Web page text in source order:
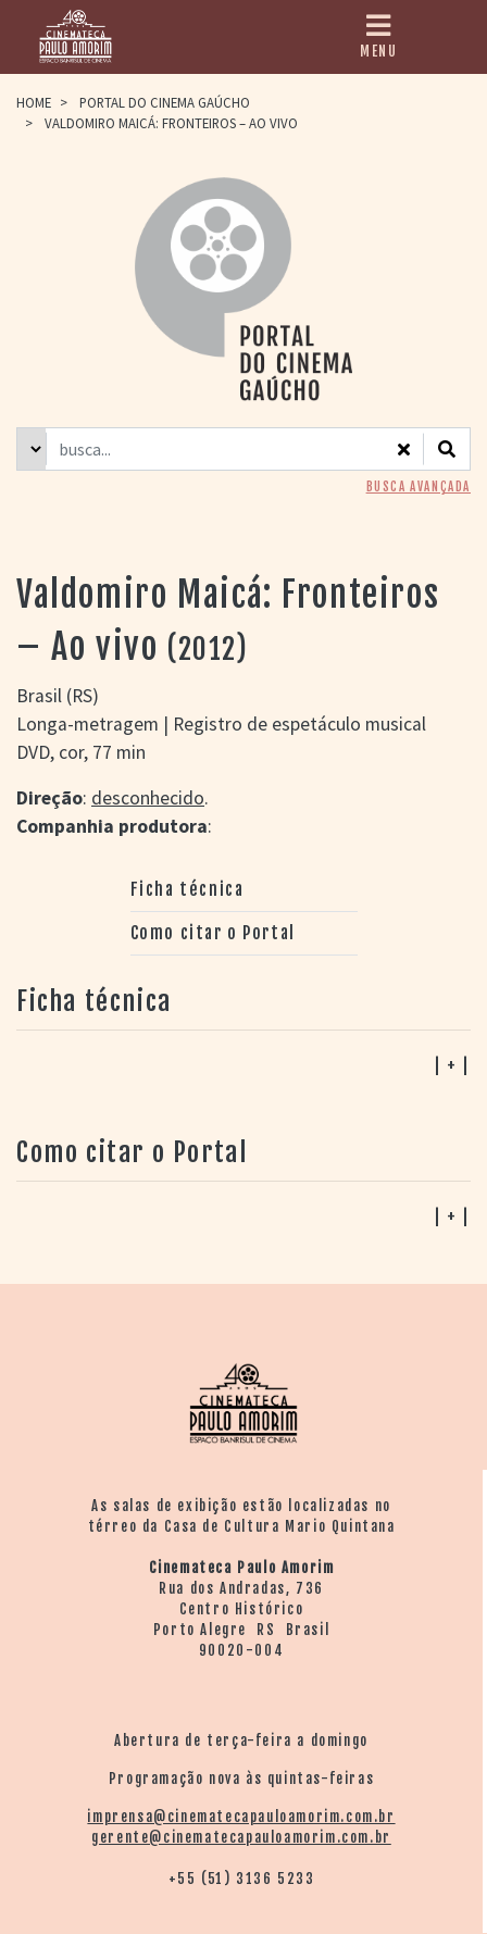
HOME
PAULO AMORIM
> HOMENAGEADOS
> EQUIPE
> ASSOCIAÇÃO DOS
> BIBLIOTECA
ROMEU GRIMALDI
> GRADE SEMANAL
> PREÇOS E
DESCONTOS
CINEMA GAÚCHO
> APRESENTAÇÃO
> BUSCA AVANÇADA
> FILMOGRAFIAS DE
CINEASTAS
> DISCOGRAFIAS
> BIBLIOGRAFIAS
CONTATO E
LOCALIZAÇÃO
MENU
HOME >
PORTAL DO CINEMA GAÚCHO
>
VALDOMIRO MAICÁ: FRONTEIROS – AO VIVO
BUSCA AVANÇADA
Valdomiro Maicá: Fronteiros
– Ao vivo (2012)
Brasil (RS)
Longa-metragem | Registro de espetáculo musical
DVD, cor, 77 min
Direção: desconhecido.
Companhia produtora:
Ficha técnica
Como citar o Portal
Ficha técnica
| + |
Como citar o Portal
| + |
As salas de exibição estão localizadas no
térreo da Casa de Cultura Mario Quintana
Cinemateca Paulo Amorim
Rua dos Andradas, 736
Centro Histórico
Porto Alegre RS Brasil
90020-004
Abertura de terça-feira a domingo
Programação nova às quintas-feiras
imprensa@cinematecapauloamorim.com.br
gerente@cinematecapauloamorim.com.br
+55 (51) 3136 5233